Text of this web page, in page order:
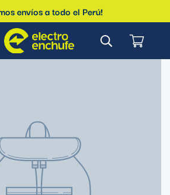
envíos a todo el Perú!